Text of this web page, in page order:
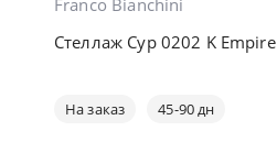
Franco Bianchini
Стеллаж Cyp 0202 K Empire
На заказ 45-90 дн